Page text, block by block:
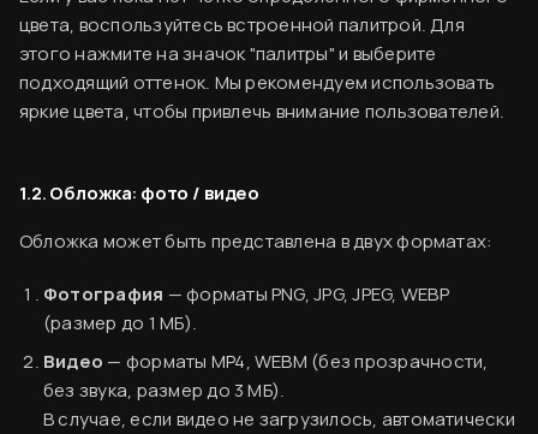
цвета, воспользуйтесь встроенной палитрой. Для
этого нажмите на значок "палитры" и выберите
подходящий оттенок. Мы рекомендуем использовать
яркие цвета, чтобы привлечь внимание пользователей.
1.2. Обложка: фото / видео
Обложка может быть представлена в двух форматах:
Фотография — форматы PNG, JPG, JPEG, WEBP
(размер до 1 МБ).
Видео — форматы MP4, WEBM (без прозрачности,
без звука, размер до 3 МБ).
В случае, если видео не загрузилось, автоматически